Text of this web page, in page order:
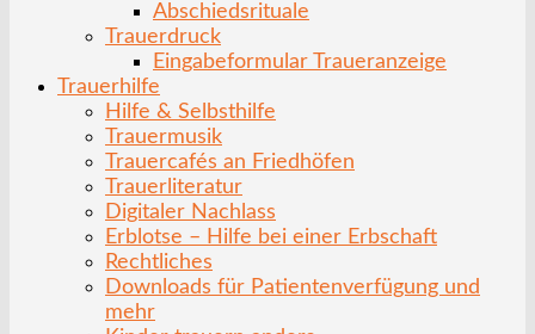
Abschiedsrituale
Trauerdruck
Eingabeformular Traueranzeige
Trauerhilfe
Hilfe & Selbsthilfe
Trauermusik
Trauercafés an Friedhöfen
Trauerliteratur
Digitaler Nachlass
Erblotse – Hilfe bei einer Erbschaft
Rechtliches
Downloads für Patientenverfügung und
mehr